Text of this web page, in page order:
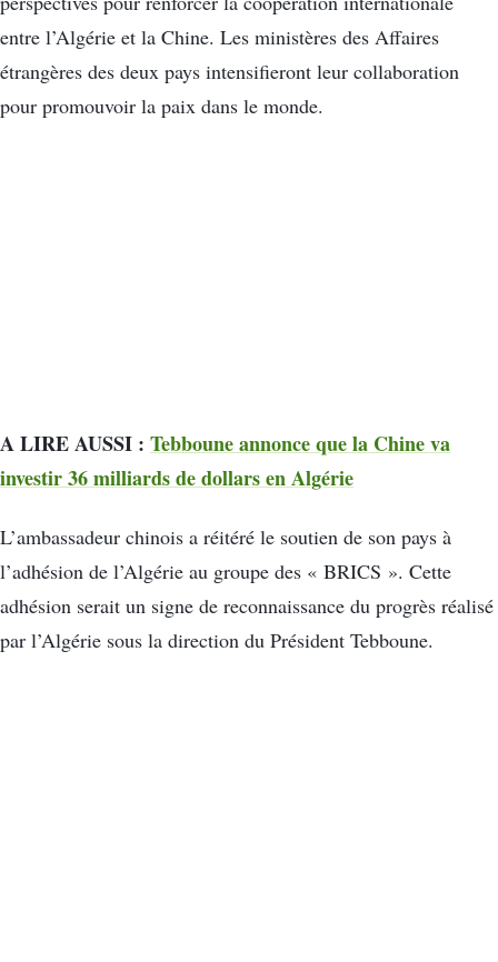
entre l’Algérie et la Chine. Les ministères des Affaires
étrangères des deux pays intensifieront leur collaboration
pour promouvoir la paix dans le monde.
A LIRE AUSSI : Tebboune annonce que la Chine va
investir 36 milliards de dollars en Algérie
L’ambassadeur chinois a réitéré le soutien de son pays à
l’adhésion de l’Algérie au groupe des « BRICS ». Cette
adhésion serait un signe de reconnaissance du progrès réalisé
par l’Algérie sous la direction du Président Tebboune.